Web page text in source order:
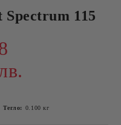
Spectrum 115
Тегло: 0.100 кг